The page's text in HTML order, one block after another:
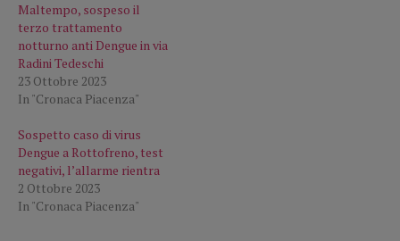
Maltempo, sospeso il
terzo trattamento
notturno anti Dengue in via
Radini Tedeschi
23 Ottobre 2023
In "Cronaca Piacenza"
Sospetto caso di virus
Dengue a Rottofreno, test
negativi, l’allarme rientra
2 Ottobre 2023
In "Cronaca Piacenza"